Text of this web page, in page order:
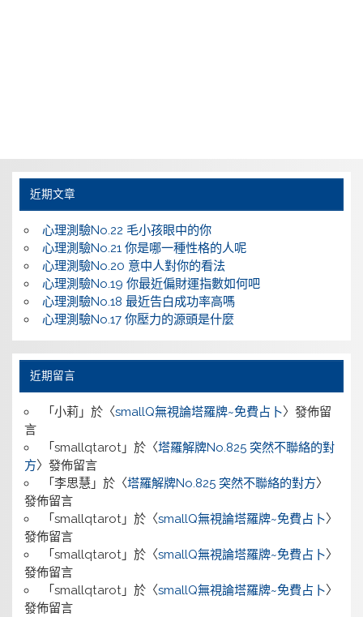
近期文章
心理測驗No.22 毛小孩眼中的你
心理測驗No.21 你是哪一種性格的人呢
心理測驗No.20 意中人對你的看法
心理測驗No.19 你最近偏財運指數如何吧
心理測驗No.18 最近告白成功率高嗎
心理測驗No.17 你壓力的源頭是什麼
近期留言
「 小莉」於〈smallQ無視論塔羅牌~免費占卜〉發佈留
言
「 smallqtarot」於〈塔羅解牌No.825 突然不聯絡的對
方〉發佈留言
「 李思慧」於〈塔羅解牌No.825 突然不聯絡的對方〉
發佈留言
「 smallqtarot」於〈smallQ無視論塔羅牌~免費占卜〉
發佈留言
「 smallqtarot」於〈smallQ無視論塔羅牌~免費占卜〉
發佈留言
「 smallqtarot」於〈smallQ無視論塔羅牌~免費占卜〉
發佈留言